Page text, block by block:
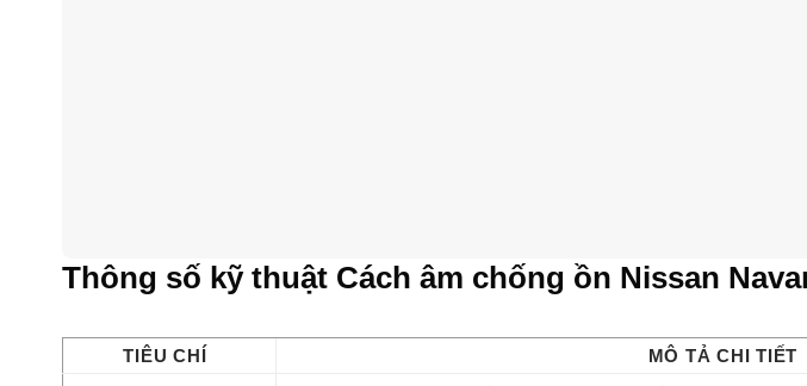
Thông số kỹ thuật Cách âm chống ồn Nissan
TIÊU CHÍ
MÔ TẢ CHI TIẾT